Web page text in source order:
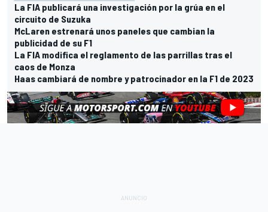
La FIA publicará una investigación por la grúa en el
circuito de Suzuka
McLaren estrenará unos paneles que cambian la
publicidad de su F1
La FIA modifica el reglamento de las parrillas tras el
caos de Monza
Haas cambiará de nombre y patrocinador en la F1 de 2023